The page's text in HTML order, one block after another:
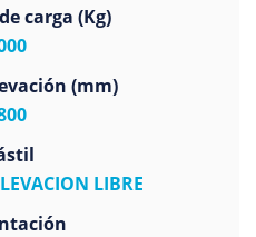
carga (Kg)
(mm)
LIBRE